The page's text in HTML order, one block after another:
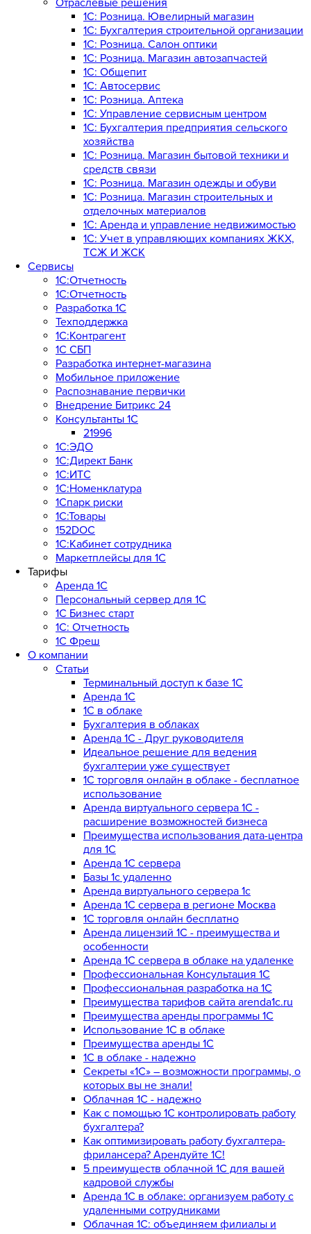
Отраслевые решения
1С: Розница. Ювелирный магазин
1С: Бухгалтерия строительной организации
1С: Розница. Салон оптики
1С: Розница. Магазин автозапчастей
1C: Общепит
1С: Автосервис
1С: Розница. Аптека
1С: Управление сервисным центром
1С: Бухгалтерия предприятия сельского
хозяйства
1С: Розница. Магазин бытовой техники и
средств связи
1С: Розница. Магазин одежды и обуви
1С: Розница. Магазин строительных и
отделочных материалов
1С: Аренда и управление недвижимостью
1C: Учет в управляющих компаниях ЖКХ,
ТСЖ И ЖСК
Сервисы
1С:Отчетность
1С:Отчетность
Разработка 1С
Техподдержка
1С:Контрагент
1С СБП
Разработка интернет-магазина
Мобильное приложение
Распознавание первички
Внедрение Битрикс 24
Консультанты 1С
21996
1С:ЭДО
1С:Директ Банк
1С:ИТС
1С:Номенклатура
1Спарк риски
1С:Товары
152DOC
1С:Кабинет сотрудника
Маркетплейсы для 1С
Тарифы
Аренда 1С
Персональный сервер для 1С
1С Бизнес старт
1С: Отчетность
1C Фреш
О компании
Статьи
Терминальный доступ к базе 1С
Аренда 1С
1С в облаке
Бухгалтерия в облаках
Аренда 1С - Друг руководителя
Идеальное решение для ведения
бухгалтерии уже существует
1С торговля онлайн в облаке - бесплатное
использование
Аренда виртуального сервера 1С -
расширение возможностей бизнеса
Преимущества использования дата-центра
для 1С
Аренда 1С сервера
Базы 1с удаленно
Аренда виртуального сервера 1с
Аренда 1С сервера в регионе Москва
1С торговля онлайн бесплатно
Аренда лицензий 1С - преимущества и
особенности
Аренда 1С сервера в облаке на удаленке
Профессиональная Консультация 1С
Профессиональная разработка на 1С
Преимущества тарифов сайта arenda1c.ru
Преимущества аренды программы 1С
Использование 1С в облаке
Преимущества аренды 1С
1С в облаке - надежно
Секреты «1С» – возможности программы, о
которых вы не знали!
Облачная 1С - надежно
Как с помощью 1С контролировать работу
бухгалтера?
Как оптимизировать работу бухгалтера-
фрилансера? Арендуйте 1С!
5 преимуществ облачной 1С для вашей
кадровой службы
Аренда 1С в облаке: организуем работу с
удаленными сотрудниками
Облачная 1С: объединяем филиалы и